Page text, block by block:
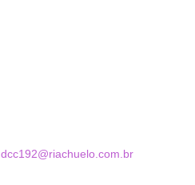
dcc192@riachuelo.com.br